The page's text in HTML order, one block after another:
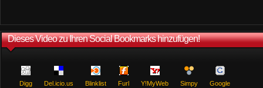
Dieses Video zu Ihren Social Bookmarks hinzufügen!
Digg Del.icio.us Blinklist Furl Y!MyWeb Simpy Google